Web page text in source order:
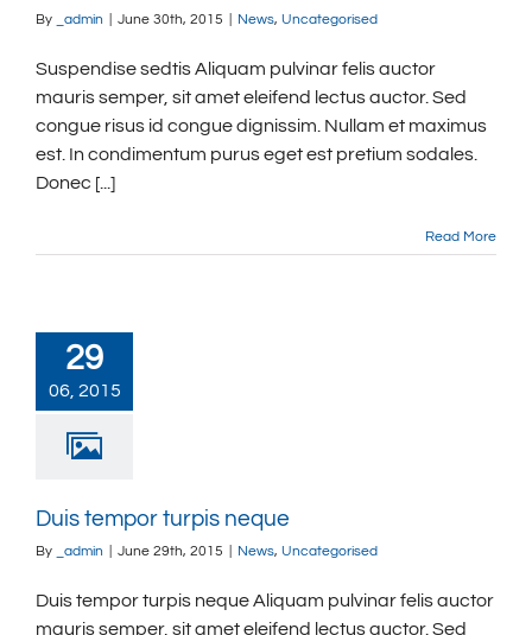
By _admin June 30th, 2015 News, Uncategorised
Suspendise sedtis Aliquam pulvinar felis auctor
mauris semper, sit amet eleifend lectus auctor. Sed
congue risus id congue dignissim. Nullam et maximus
est. In condimentum purus eget est pretium sodales.
Donec [...]
Read More
29
06, 2015
Duis tempor turpis neque
By _admin June 29th, 2015 News, Uncategorised
Duis tempor turpis neque Aliquam pulvinar felis auctor
mauris semper, sit amet eleifend lectus auctor. Sed